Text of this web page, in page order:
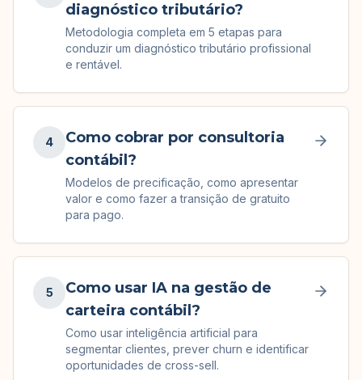
diagnóstico tributário?
Metodologia completa em 5 etapas para
conduzir um diagnóstico tributário profissional
e rentável.
4
Como cobrar por consultoria
contábil?
Modelos de precificação, como apresentar
valor e como fazer a transição de gratuito
para pago.
5
Como usar IA na gestão de
carteira contábil?
Como usar inteligência artificial para
segmentar clientes, prever churn e identificar
oportunidades de cross-sell.